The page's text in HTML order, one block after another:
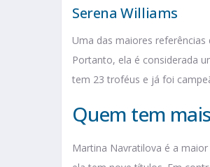
Serena Williams
Uma das maiores
Portanto, ela é considerada
tem 23 troféus e já foi
Quem tem
Martina Navratilova é a